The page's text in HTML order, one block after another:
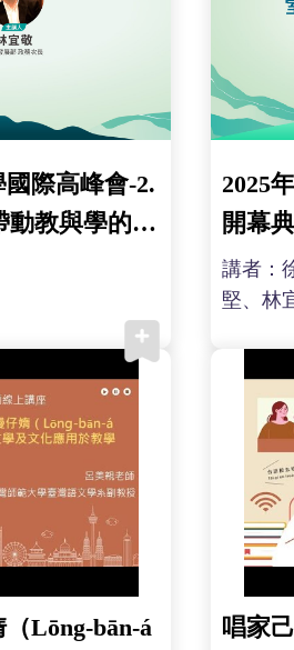
際高峰會-2.
教與學的改
2025
開幕
講者：
堅、林
Lōng-bān-á
唱家